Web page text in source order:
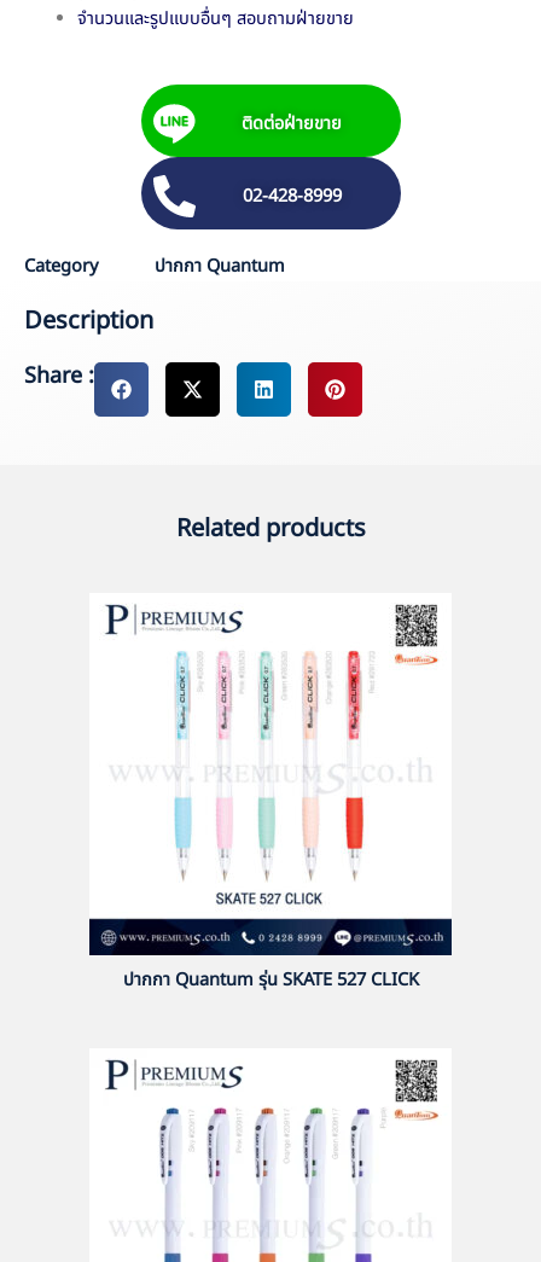
จำนวนและรูปแบบอื่นๆ สอบถามฝ่ายขาย
ติดต่อฝ่ายขาย
02-428-8999
Category ปากกา Quantum
Description
Share :
Related products
ปากกา Quantum รุ่น SKATE 527 CLICK